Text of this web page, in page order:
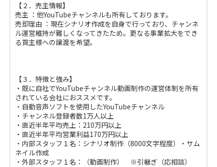
【２．売主情報】
売主 ：他YouTubeチャンネルも所有しております。
売却理由 ：現在シナリオ作成を自身で行っており、チャンネ
ル運営維持が難しくなってきたため。更なる事業拡大をでき
る買主様への譲渡を希望。
【３．特徴と強み】
・既に自社でYouTubeチャンネル動画制作の運営体制を所有
されている会社におススメです。
・自動音声ソフトを使用したYouTubeチャンネル
・チャンネル登録者数1万人以上
・直近半年平均売上：210万円以上
・直近半年平均営業利益170万円以上
・内部スタッフ１名：シナリオ制作（8000文字程度）・サム
ネイル作成
・外部スタッフ１名：（動画制作） ※引継ぎ（応相談）